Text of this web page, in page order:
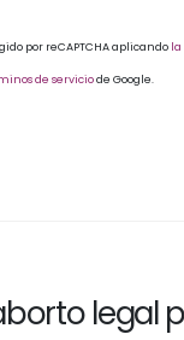
por reCAPTCHA aplicando la
de serviciode Google.
legal